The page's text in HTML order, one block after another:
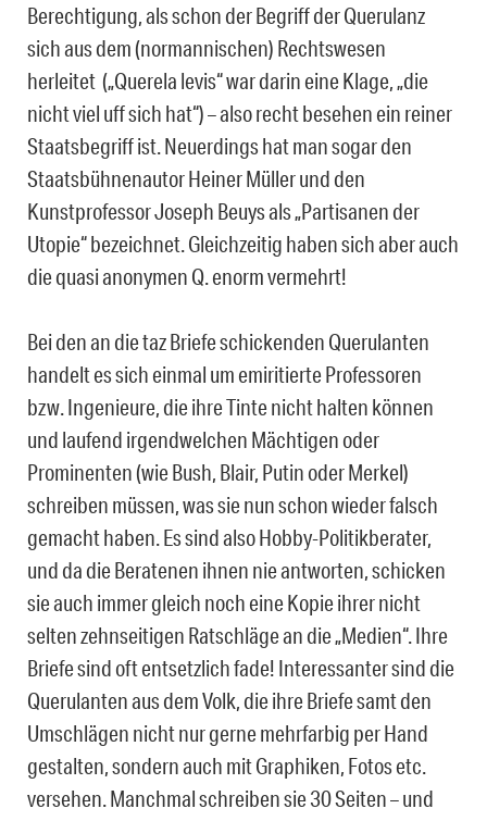
Berechtigung, als schon der Begriff der Querulanz
sich aus dem (normannischen) Rechtswesen
herleitet („Querela levis“ war darin eine Klage, „die
nicht viel uff sich hat“) – also recht besehen ein reiner
Staatsbegriff ist. Neuerdings hat man sogar den
Staatsbühnenautor Heiner Müller und den
Kunstprofessor Joseph Beuys als „Partisanen der
Utopie“ bezeichnet. Gleichzeitig haben sich aber auch
die quasi anonymen Q. enorm vermehrt!
Bei den an die taz Briefe schickenden Querulanten
handelt es sich einmal um emiritierte Professoren
bzw. Ingenieure, die ihre Tinte nicht halten können
und laufend irgendwelchen Mächtigen oder
Prominenten (wie Bush, Blair, Putin oder Merkel)
schreiben müssen, was sie nun schon wieder falsch
gemacht haben. Es sind also Hobby-Politikberater,
und da die Beratenen ihnen nie antworten, schicken
sie auch immer gleich noch eine Kopie ihrer nicht
selten zehnseitigen Ratschläge an die „Medien“. Ihre
Briefe sind oft entsetzlich fade! Interessanter sind die
Querulanten aus dem Volk, die ihre Briefe samt den
Umschlägen nicht nur gerne mehrfarbig per Hand
gestalten, sondern auch mit Graphiken, Fotos etc.
versehen. Manchmal schreiben sie 30 Seiten – und